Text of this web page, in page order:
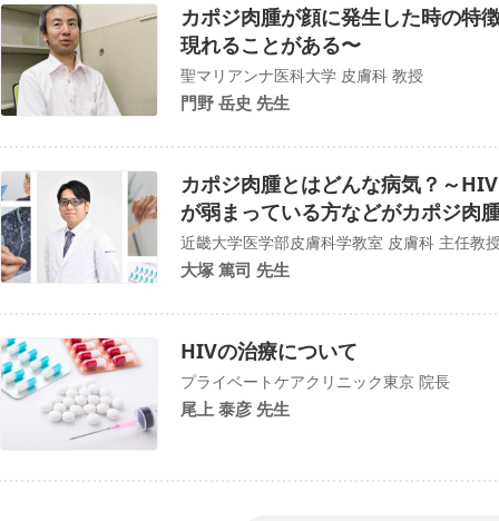
カポジ肉腫が顔に発生した時の特
現れることがある〜
聖マリアンナ医科大学 皮膚科 教授
門野 岳史 先生
カポジ肉腫とはどんな病気？～
が弱まっている方などがカポジ肉
近畿大学医学部皮膚科学教室 皮膚科 主任教
大塚 篤司 先生
HIVの治療について
プライベートケアクリニック東京 院長
尾上 泰彦 先生